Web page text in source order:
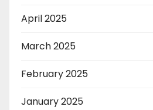
April 2025
March 2025
February 2025
January 2025